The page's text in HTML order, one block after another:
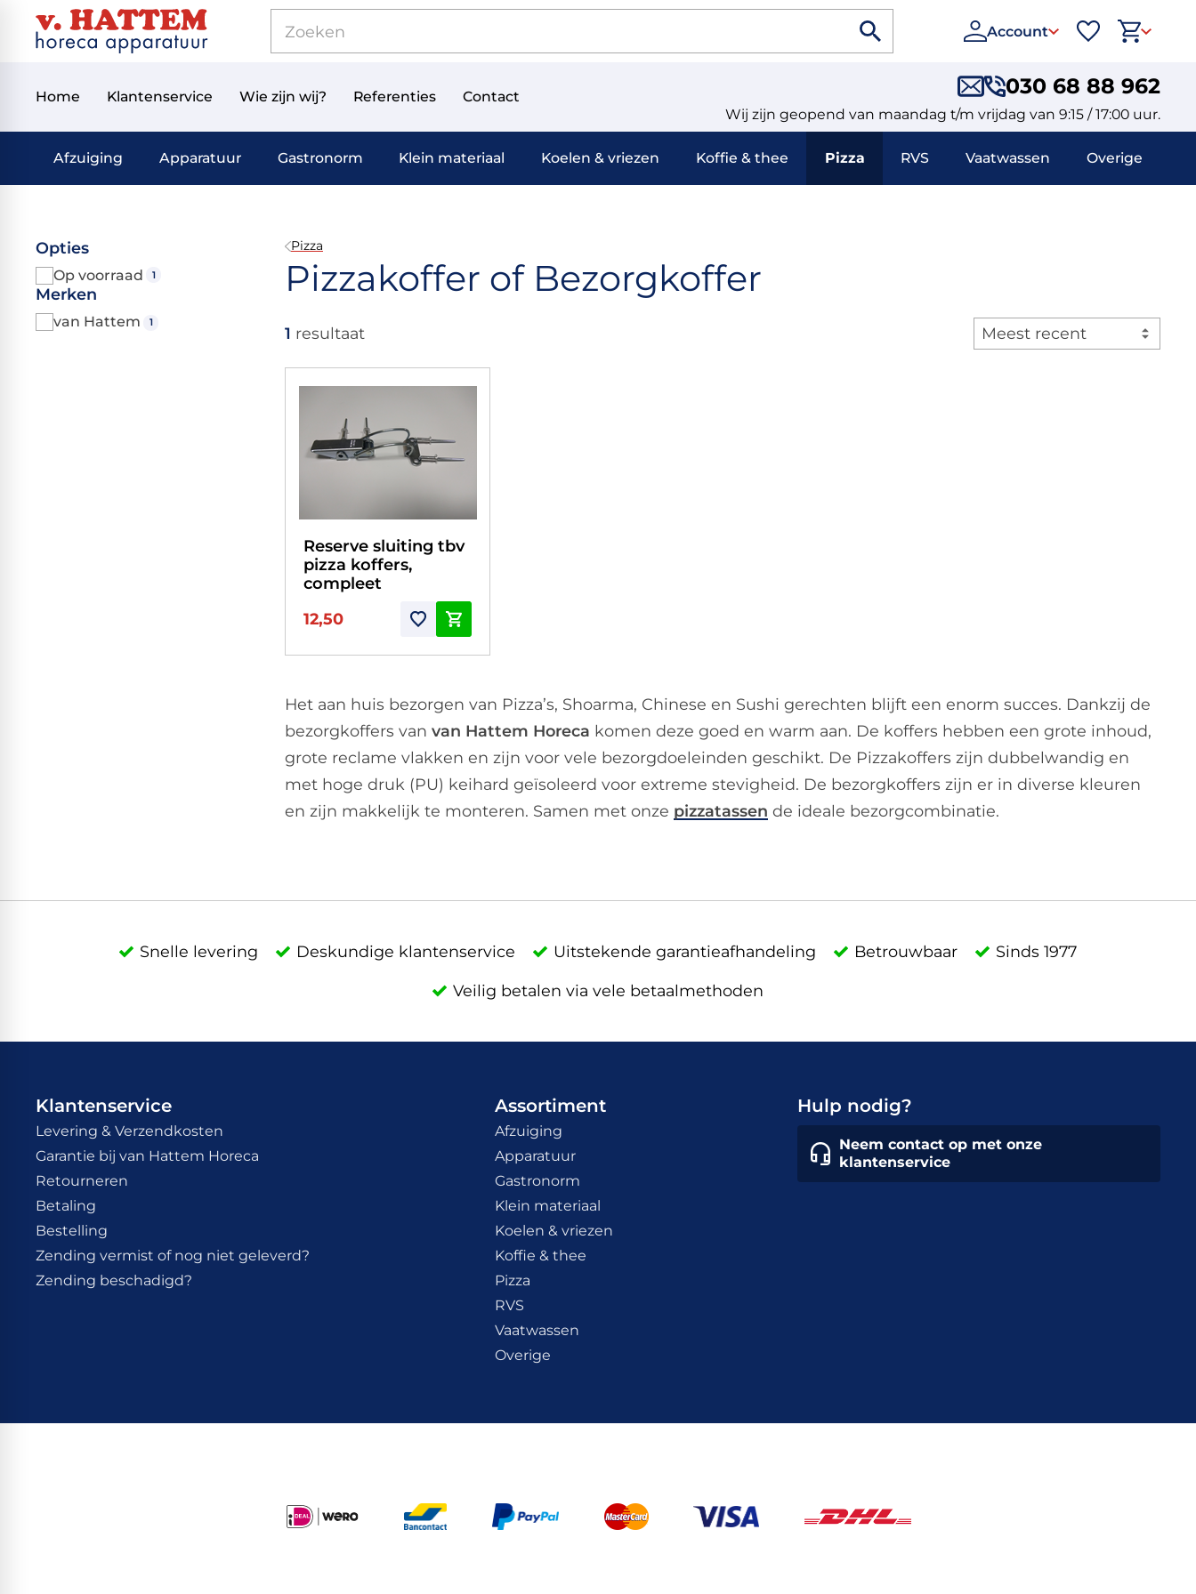
Account
Home Klantenservice Wie zijn wij? Referenties Contact 030 68 88 962
Wij zijn geopend van maandag t/m vrijdag van 9:15 / 17:00 uur.
Afzuiging Apparatuur Gastronorm Klein materiaal Koelen & vriezen Koffie & thee Pizza RVS Vaatwassen Overige
Opties
Op voorraad 1
Merken
van Hattem 1
Pizza
Pizzakoffer of Bezorgkoffer
1 resultaat Meest recent
Reserve sluiting tbv
pizza koffers,
compleet
12,50
Het aan huis bezorgen van Pizza’s, Shoarma, Chinese en Sushi gerechten blijft een enorm succes. Dankzij de
bezorgkoffers van van Hattem Horeca komen deze goed en warm aan. De koffers hebben een grote inhoud,
grote reclame vlakken en zijn voor vele bezorgdoeleinden geschikt. De Pizzakoffers zijn dubbelwandig en
met hoge druk (PU) keihard geïsoleerd voor extreme stevigheid. De bezorgkoffers zijn er in diverse kleuren
en zijn makkelijk te monteren. Samen met onze pizzatassen de ideale bezorgcombinatie.
Snelle levering Deskundige klantenservice Uitstekende garantieafhandeling Betrouwbaar Sinds 1977
Veilig betalen via vele betaalmethoden
Klantenservice
Levering & Verzendkosten
Garantie bij van Hattem Horeca
Retourneren
Betaling
Bestelling
Zending vermist of nog niet geleverd?
Zending beschadigd?
Assortiment
Afzuiging
Apparatuur
Gastronorm
Klein materiaal
Koelen & vriezen
Koffie & thee
Pizza
RVS
Vaatwassen
Overige
Hulp nodig?
Neem contact op met onze
klantenservice